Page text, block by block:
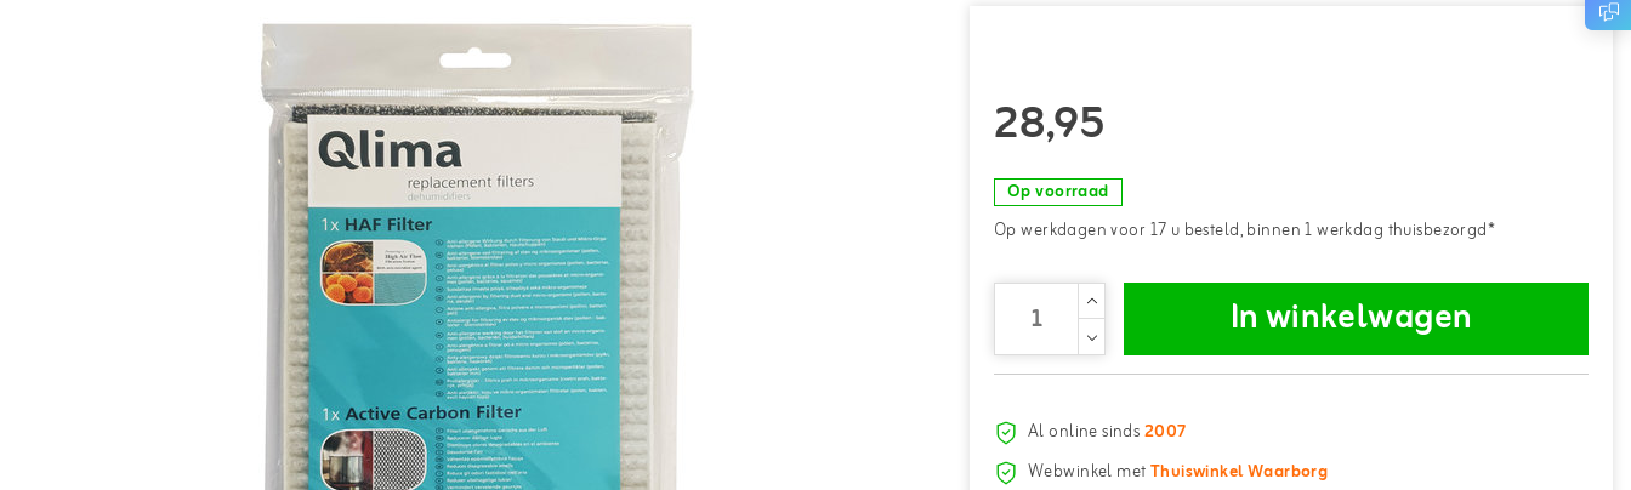
28,95
Op voorraad
Op werkdagen voor 17 u besteld, binnen 1 werkdag thuisbezorgd*
In winkelwagen
Al online sinds2007
Webwinkel metThuiswinkel Waarborg